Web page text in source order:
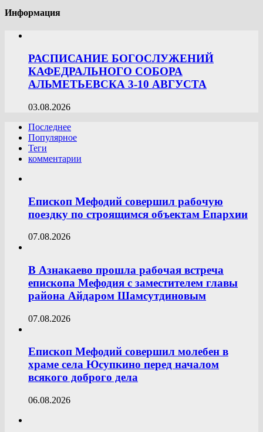
Информация
РАСПИСАНИЕ БОГОСЛУЖЕНИЙ
КАФЕДРАЛЬНОГО СОБОРА
АЛЬМЕТЬЕВСКА 3-10 АВГУСТА
03.08.2026
Последнее
Популярное
Теги
комментарии
Епископ Мефодий совершил рабочую
поездку по строящимся объектам Епархии
07.08.2026
В Азнакаево прошла рабочая встреча
епископа Мефодия с заместителем главы
района Айдаром Шамсутдиновым
07.08.2026
Епископ Мефодий совершил молебен в
храме села Юсупкино перед началом
всякого доброго дела
06.08.2026